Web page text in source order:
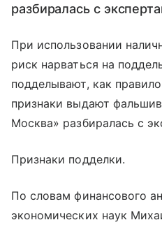
разбиралась с
При использовании
риск нарваться на
подделывают, как
признаки выдают
Москва» разбиралась с
Признаки подделки.
По словам финансового
экономических наук